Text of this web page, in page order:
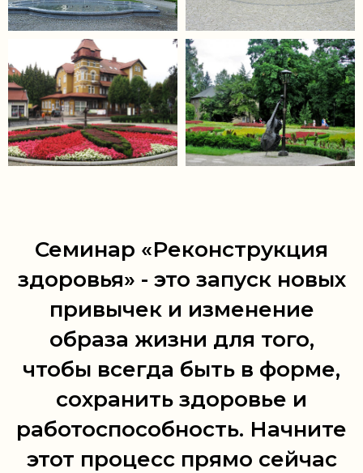
Семинар «Реконструкция
здоровья» - это запуск новых
привычек и изменение
образа жизни для того,
чтобы всегда быть в форме,
сохранить здоровье и
работоспособность. Начните
этот процесс прямо сейчас